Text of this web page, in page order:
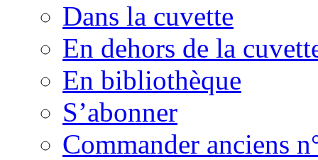
Dans la cuvette
En dehors de la
En bibliothèque
S’abonner
Commander anciens